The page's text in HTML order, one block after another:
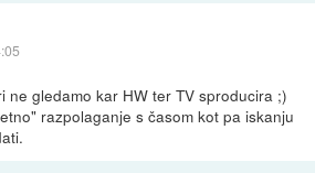
ne gledamo kar HW ter TV sproducira ;)
razpolaganje s časom kot pa iskanju